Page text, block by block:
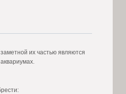
их частью являются